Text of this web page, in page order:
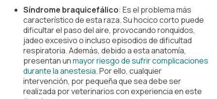
Síndrome braquicefálico: Es el problema más
característico de esta raza. Su hocico corto puede
dificultar el paso del aire, provocando ronquidos,
jadeo excesivo o incluso episodios de dificultad
respiratoria. Además, debido a esta anatomía,
presentan un mayor riesgo de sufrir complicaciones
durante la anestesia. Por ello, cualquier
intervención, por pequeña que sea debe ser
realizada por veterinarios con experiencia en este